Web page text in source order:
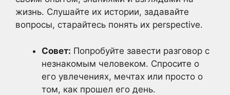
жизнь. Слушайте их истории, задавайте
вопросы, старайтесь понять их perspective.
Совет: Попробуйте завести разговор с
незнакомым человеком. Спросите о
его увлечениях, мечтах или просто о
том, как прошел его день.